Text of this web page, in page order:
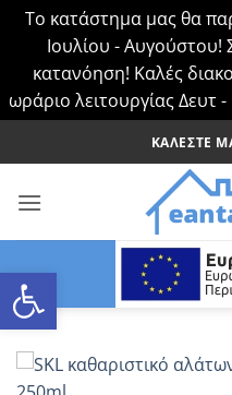
Ανοίξτε τη γραμμή εργαλείων
Το κατάστημα μας θα
Ιουλίου - Αυγούστου!
κατανόηση! Καλές
ωράριο λειτουργίας Δευτ
στο
ΚΑΛΈΣΤΕ